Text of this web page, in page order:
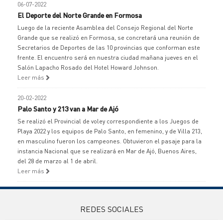
06-07-2022
El Deporte del Norte Grande en Formosa
Luego de la reciente Asamblea del Consejo Regional del Norte
Grande que se realizó en Formosa, se concretará una reunión de
Secretarios de Deportes de las 10 provincias que conforman este
frente. El encuentro será en nuestra ciudad mañana jueves en el
Salón Lapacho Rosado del Hotel Howard Johnson.
Leer más
20-02-2022
Palo Santo y 213 van a Mar de Ajó
Se realizó el Provincial de voley correspondiente a los Juegos de
Playa 2022 y los equipos de Palo Santo, en femenino, y de Villa 213,
en masculino fueron los campeones. Obtuvieron el pasaje para la
instancia Nacional que se realizará en Mar de Ajó, Buenos Aires,
del 28 de marzo al 1 de abril.
Leer más
REDES SOCIALES